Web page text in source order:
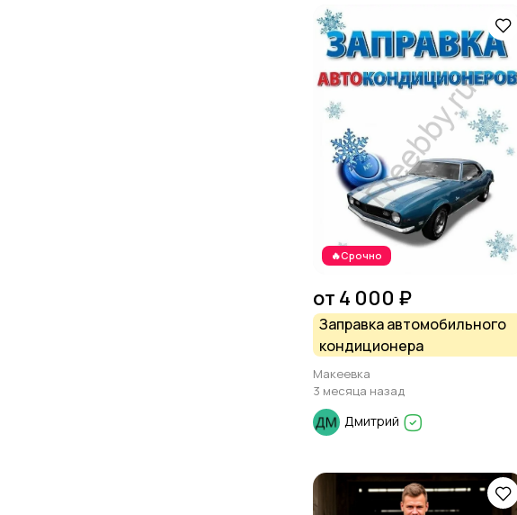
🔥Срочно
от 4 000 ₽
Заправка автомобильного
кондиционера
Макеевка
3 месяца назад
Дмитрий